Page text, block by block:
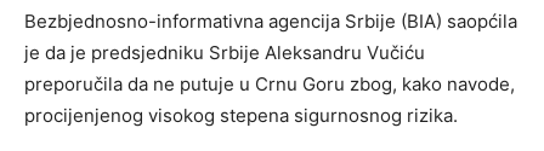
Bezbjednosno-informativna agencija Srbije (BIA) saopćila
je da je predsjedniku Srbije Aleksandru Vučiću
preporučila da ne putuje u Crnu Goru zbog, kako navode,
procijenjenog visokog stepena sigurnosnog rizika.